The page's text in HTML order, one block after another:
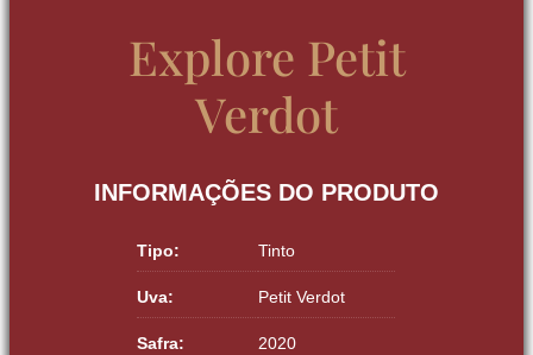
Explore Petit
Verdot
INFORMAÇÕES DO PRODUTO
Tipo: Tinto
Uva: Petit Verdot
Safra: 2020